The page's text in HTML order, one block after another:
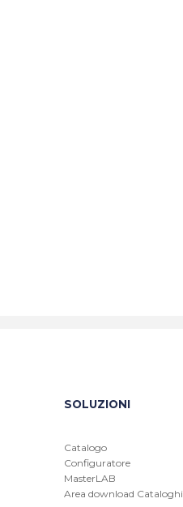
SOLUZIONI
Catalogo
Configuratore
MasterLAB
Area download Cataloghi